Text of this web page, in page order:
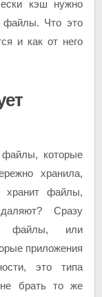
кэш нужно
файлы. Что это
и как от него
которые
хранила,
хранит файлы,
Сразу
файлы, или
приложения
это типа
брать то же